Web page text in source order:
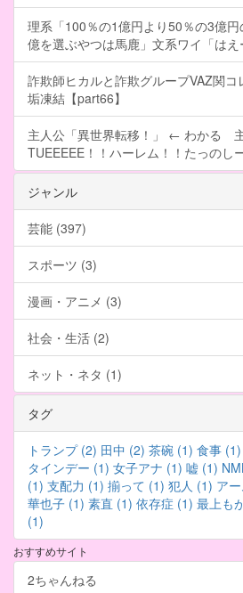
理系「100％の1億円より50％の3億
億を選ぶやつは馬鹿」文系ワイ「はえ
詐欺師ヒカルと詐欺グループVAZ関コ
垢凍結【part66】
主人公「異世界転移！」 ← わかる
TUEEEEE！！ハーレム！！たっのし
ジャンル
芸能 (397)
スポーツ (3)
漫画・アニメ (3)
社会・生活 (2)
ネット・ネタ (1)
タグ
トランプ (2) 田中 (2) 茶碗 (1) 食事 (1)
タインデー (1) 女子アナ (1) 嘘 (1)
(1) 支配力 (1) 揃って (1) 犯人 (1) ア
華也子 (1) 素直 (1) 依存症 (1) 最上も
(1)
おすすめサイト
2ちゃんねる